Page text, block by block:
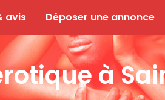
avis Déposer une annonce
à